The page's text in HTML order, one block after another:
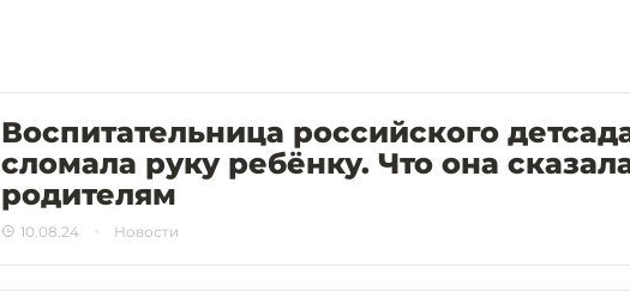
Воспитательница российского
сломала руку ребёнку. Что она
родителям
10.08.24 Новости